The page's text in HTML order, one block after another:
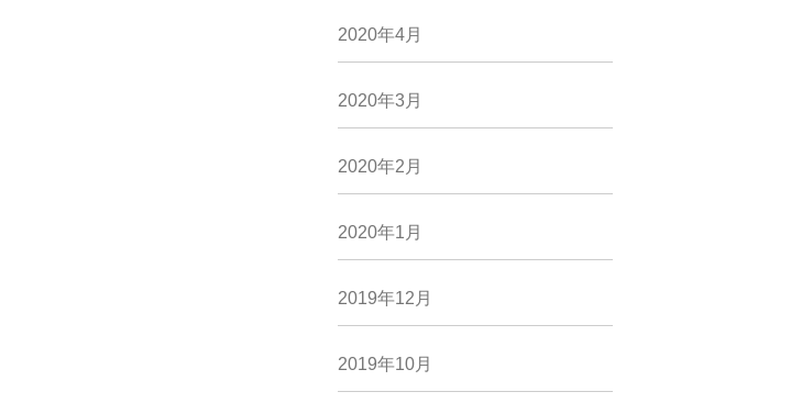
2020年4月
2020年3月
2020年2月
2020年1月
2019年12月
2019年10月